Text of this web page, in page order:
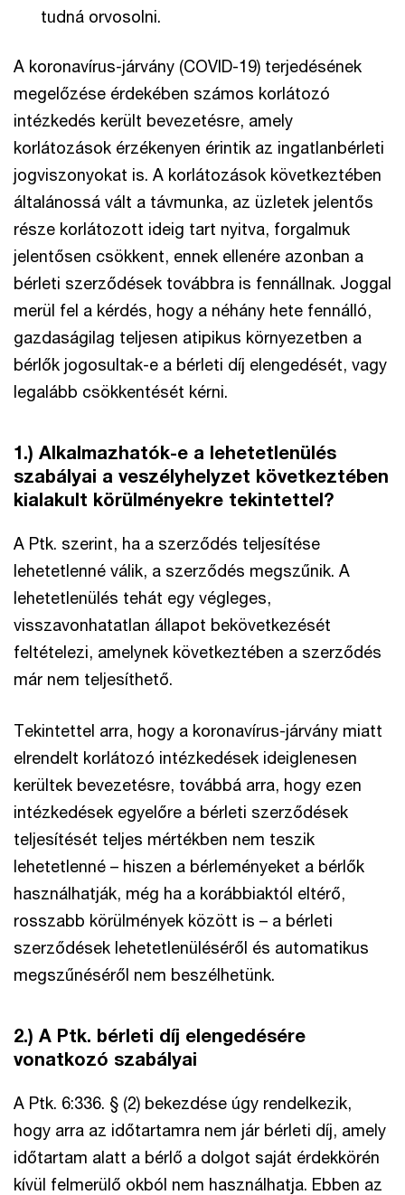
tudná orvosolni.
A koronavírus-járvány (COVID-19) terjedésének
megelőzése érdekében számos korlátozó
intézkedés került bevezetésre, amely
korlátozások érzékenyen érintik az ingatlanbérleti
jogviszonyokat is. A korlátozások következtében
általánossá vált a távmunka, az üzletek jelentős
része korlátozott ideig tart nyitva, forgalmuk
jelentősen csökkent, ennek ellenére azonban a
bérleti szerződések továbbra is fennállnak. Joggal
merül fel a kérdés, hogy a néhány hete fennálló,
gazdaságilag teljesen atipikus környezetben a
bérlők jogosultak-e a bérleti díj elengedését, vagy
legalább csökkentését kérni.
1.) Alkalmazhatók-e a lehetetlenülés
szabályai a veszélyhelyzet következtében
kialakult körülményekre tekintettel?
A Ptk. szerint, ha a szerződés teljesítése
lehetetlenné válik, a szerződés megszűnik. A
lehetetlenülés tehát egy végleges,
visszavonhatatlan állapot bekövetkezését
feltételezi, amelynek következtében a szerződés
már nem teljesíthető.
Tekintettel arra, hogy a koronavírus-járvány miatt
elrendelt korlátozó intézkedések ideiglenesen
kerültek bevezetésre, továbbá arra, hogy ezen
intézkedések egyelőre a bérleti szerződések
teljesítését teljes mértékben nem teszik
lehetetlenné – hiszen a bérleményeket a bérlők
használhatják, még ha a korábbiaktól eltérő,
rosszabb körülmények között is – a bérleti
szerződések lehetetlenüléséről és automatikus
megszűnéséről nem beszélhetünk.
2.) A Ptk. bérleti díj elengedésére
vonatkozó szabályai
A Ptk. 6:336. § (2) bekezdése úgy rendelkezik,
hogy arra az időtartamra nem jár bérleti díj, amely
időtartam alatt a bérlő a dolgot saját érdekkörén
kívül felmerülő okból nem használhatja. Ebben az